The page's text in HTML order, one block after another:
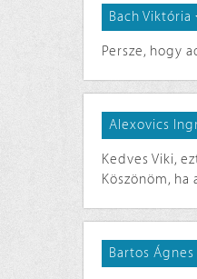
Bach Viktória
Persze, hogy
Alexovics
Kedves Viki,
Köszönöm, ha
Bartos Ágnes